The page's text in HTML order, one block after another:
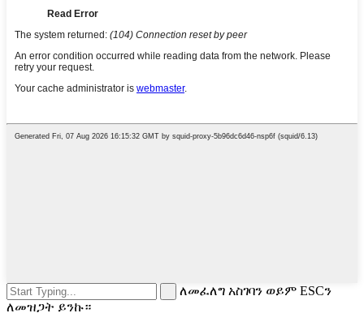
ለመፈለግ አስገባን ወይም ESCን
ለመዝጋት ይንኩ።